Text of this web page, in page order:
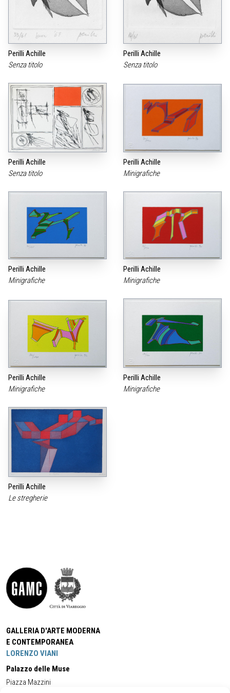
Perilli Achille
Senza titolo
Perilli Achille
Senza titolo
Perilli Achille
Senza titolo
Perilli Achille
Minigrafiche
Perilli Achille
Minigrafiche
Perilli Achille
Minigrafiche
Perilli Achille
Minigrafiche
Perilli Achille
Minigrafiche
Perilli Achille
Le stregherie
GALLERIA D'ARTE MODERNA
E CONTEMPORANEA
LORENZO VIANI
Palazzo delle Muse
Piazza Mazzini